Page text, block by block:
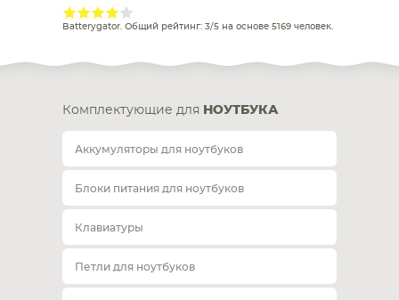
Batterygator. Общий рейтинг: 3/5 на основе 5169 человек.
Комплектующие для НОУТБУКА
Аккумуляторы для ноутбуков
Блоки питания для ноутбуков
Клавиатуры
Петли для ноутбуков